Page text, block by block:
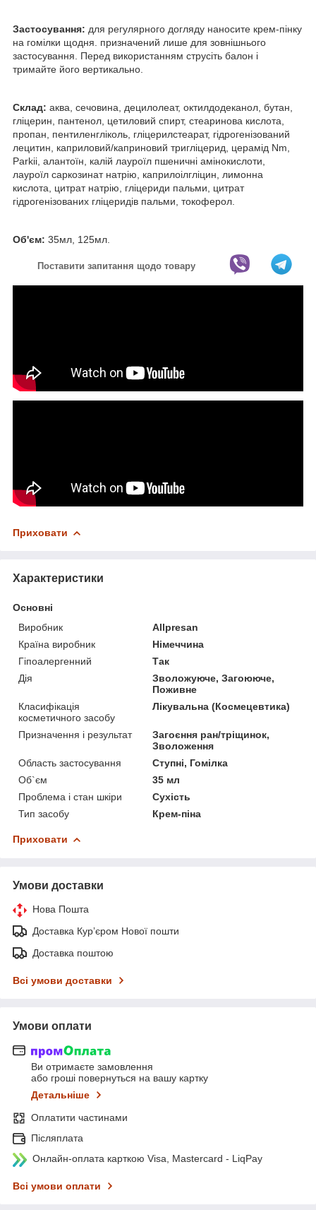
Застосування: для регулярного догляду наносите крем-пінку
на гомілки щодня. призначений лише для зовнішнього
застосування. Перед використанням струсіть балон і
тримайте його вертикально.
Склад: аква, сечовина, децилолеат, октилдодеканол, бутан,
гліцерин, пантенол, цетиловий спирт, стеаринова кислота,
пропан, пентиленгліколь, гліцерилстеарат, гідрогенізований
лецитин, каприловий/каприновий тригліцерид, церамід Nm,
Parkii, алантоїн, калій лауроїл пшеничні амінокислоти,
лауроїл саркозинат натрію, каприлоілгліцин, лимонна
кислота, цитрат натрію, гліцериди пальми, цитрат
гідрогенізованих гліцеридів пальми, токоферол.
Об'єм: 35мл, 125мл.
Поставити запитання щодо товару
Приховати
Характеристики
Основні
Виробник
Allpresan
Країна виробник
Німеччина
Гіпоалергенний
Так
Дія
Зволожуюче, Загоююче,
Поживне
Класифікація
косметичного засобу
Лікувальна (Космецевтика)
Призначення і результат
Загоєння ран/тріщинок,
Зволоження
Область застосування
Ступні, Гомілка
Об`єм
35 мл
Проблема і стан шкіри
Сухість
Тип засобу
Крем-піна
Приховати
Умови доставки
Нова Пошта
Доставка Курʼєром Нової пошти
Доставка поштою
Всі умови доставки
Умови оплати
Ви отримаєте замовлення
або гроші повернуться на вашу картку
Детальніше
Оплатити частинами
Післяплата
Онлайн-оплата карткою Visa, Mastercard - LiqPay
Всі умови оплати